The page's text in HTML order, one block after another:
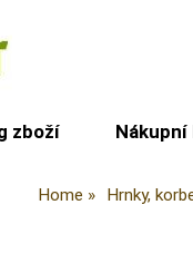
zboží Nákupní
Home Hrnky,